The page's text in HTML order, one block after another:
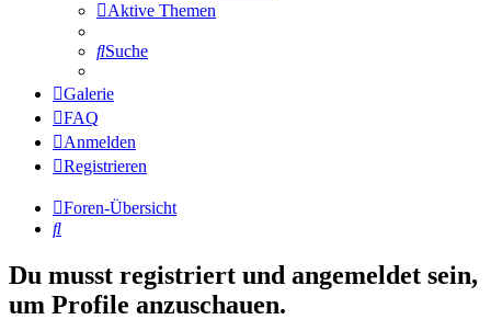
Aktive Themen
Suche
Galerie
FAQ
Anmelden
Registrieren
Foren-Übersicht
Suche
Du musst registriert und angemeldet sein,
um Profile anzuschauen.